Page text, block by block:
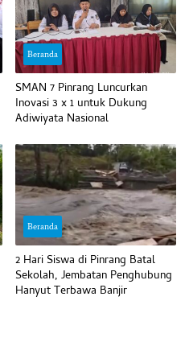
Beranda
SMAN 7 Pinrang Luncurkan
Inovasi 3 x 1 untuk Dukung
Adiwiyata Nasional
Beranda
2 Hari Siswa di Pinrang Batal
Sekolah, Jembatan Penghubung
Hanyut Terbawa Banjir